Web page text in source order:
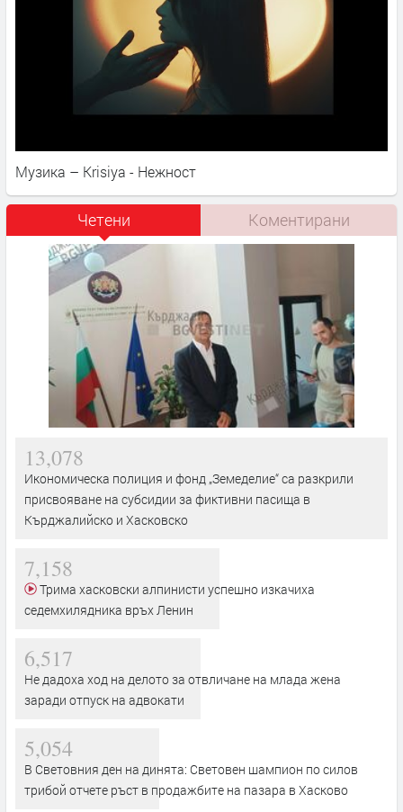
Музика – Krisiya - Нежност
Четени Коментирани
13,078
Икономическа полиция и фонд „Земеделие“ са разкрили
присвояване на субсидии за фиктивни пасища в
Кърджалийско и Хасковско
7,158
седемхилядника връх Ленин
6,517
Не дадоха ход на делото за отвличане на млада жена
заради отпуск на адвокати
5,054
В Световния ден на динята: Световен шампион по силов
трибой отчете ръст в продажбите на пазара в Хасково